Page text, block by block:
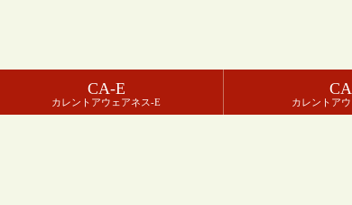
CA-E
カレントアウェアネス-E
CA
カレントア